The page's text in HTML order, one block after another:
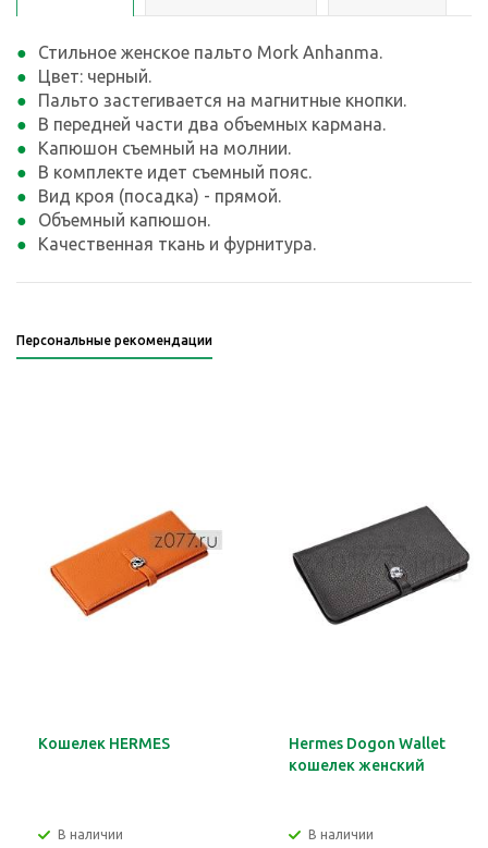
Стильное женское пальто Mork Anhanma.
Цвет: черный.
Пальто застегивается на магнитные кнопки.
В передней части два объемных кармана.
Капюшон съемный на молнии.
В комплекте идет съемный пояс.
Вид кроя (посадка) - прямой.
Объемный капюшон.
Качественная ткань и фурнитура.
Персональные рекомендации
Кошелек HERMES
В наличии
Hermes Dogon Wallet
кошелек женский
В наличии